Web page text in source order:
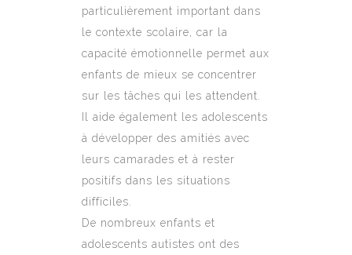
particulièrement important dans
le contexte scolaire, car la
capacité émotionnelle permet aux
enfants de mieux se concentrer
sur les tâches qui les attendent.
Il aide également les adolescents
à développer des amitiés avec
leurs camarades et à rester
positifs dans les situations
difficiles.
De nombreux enfants et
adolescents autistes ont des